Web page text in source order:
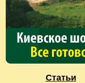
Статьи